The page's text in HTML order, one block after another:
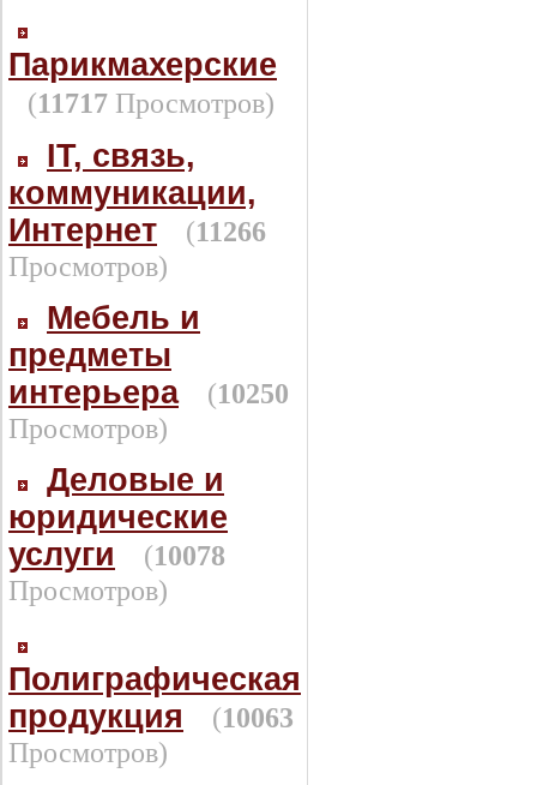
Парикмахерские
(11717 Просмотров)
IT, связь,
коммуникации,
Интернет
(11266
Просмотров)
Мебель и
предметы
интерьера
(10250
Просмотров)
Деловые и
юридические
услуги
(10078
Просмотров)
Полиграфическая
продукция
(10063
Просмотров)